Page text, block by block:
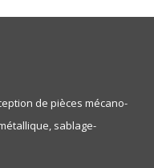
de pièces mécano-
sablage-